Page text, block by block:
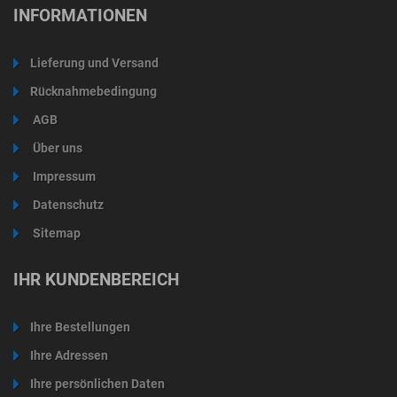
INFORMATIONEN
Lieferung und Versand
Rücknahmebedingung
AGB
Über uns
Impressum
Datenschutz
Sitemap
IHR KUNDENBEREICH
Ihre Bestellungen
Ihre Adressen
Ihre persönlichen Daten